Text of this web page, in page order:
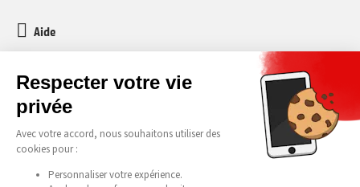
Aide
media-markt-refurbished@recommerce.com
Lundi-Vendredi 08:00-17:00